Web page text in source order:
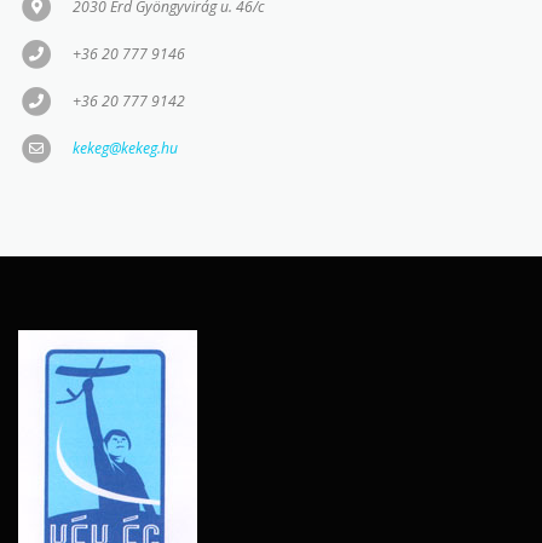
2030 Érd Gyöngyvirág u. 46/c
+36 20 777 9146
+36 20 777 9142
kekeg@kekeg.hu